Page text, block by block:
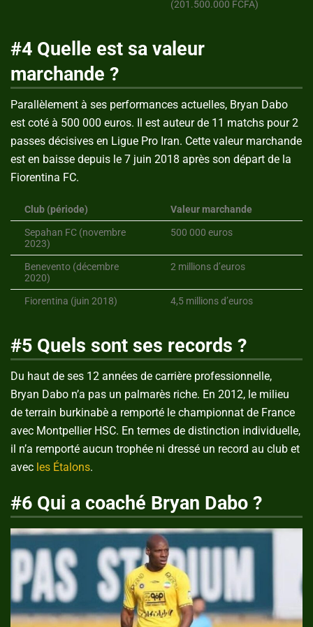
(201.500.000 FCFA)
#4 Quelle est sa valeur
marchande ?
Parallèlement à ses performances actuelles, Bryan Dabo
est coté à 500 000 euros. Il est auteur de 11 matchs pour 2
passes décisives en Ligue Pro Iran. Cette valeur marchande
est en baisse depuis le 7 juin 2018 après son départ de la
Fiorentina FC.
Club (période) Valeur marchande
Sepahan FC (novembre
2023)
500 000 euros
Benevento (décembre
2020)
2 millions d’euros
Fiorentina (juin 2018) 4,5 millions d’euros
#5 Quels sont ses records ?
Du haut de ses 12 années de carrière professionnelle,
Bryan Dabo n’a pas un palmarès riche. En 2012, le milieu
de terrain burkinabè a remporté le championnat de France
avec Montpellier HSC. En termes de distinction individuelle,
il n’a remporté aucun trophée ni dressé un record au club et
avec les Étalons.
#6 Qui a coaché Bryan Dabo ?